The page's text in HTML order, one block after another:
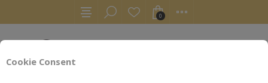
Cookie Consent
0